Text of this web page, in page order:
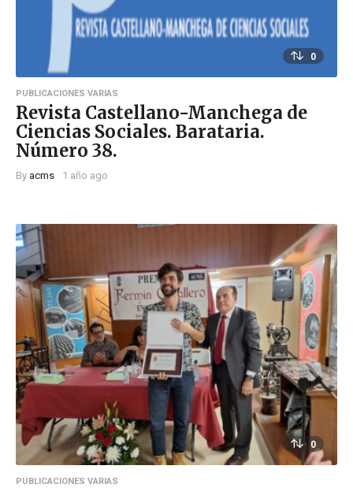
0
PUBLICACIONES VARIAS
Revista Castellano-Manchega de
Ciencias Sociales. Barataria.
Número 38.
By acms 1 año ago
0
PUBLICACIONES VARIAS